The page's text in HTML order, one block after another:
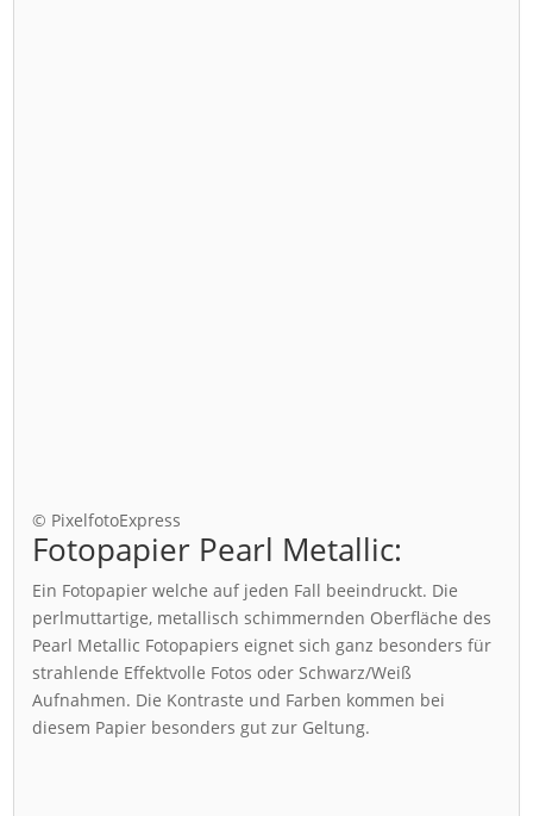
© PixelfotoExpress
Fotopapier Pearl Metallic:
Ein Fotopapier welche auf jeden Fall beeindruckt. Die
perlmuttartige, metallisch schimmernden Oberfläche des
Pearl Metallic Fotopapiers eignet sich ganz besonders für
strahlende Effektvolle Fotos oder Schwarz/Weiß
Aufnahmen. Die Kontraste und Farben kommen bei
diesem Papier besonders gut zur Geltung.